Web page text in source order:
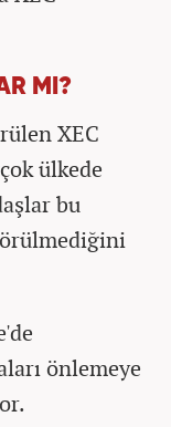
MI?
XEC
ülkede
bu
önlemeye